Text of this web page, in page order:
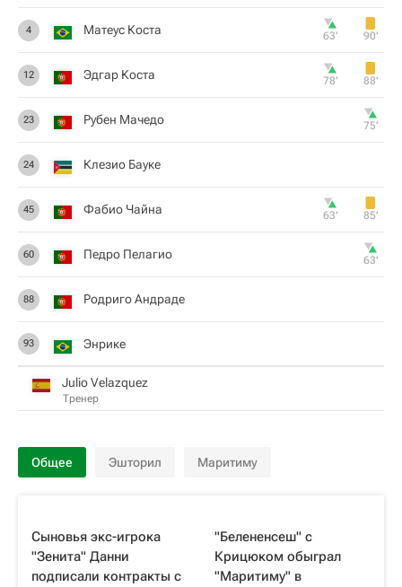
4 Матеус Коста 63‎’‎ 90‎’‎
12 Эдгар Коста 78‎’‎ 88‎’‎
23 Рубен Мачедо 75‎’‎
24 Клезио Бауке
45 Фабио Чайна 63‎’‎ 85‎’‎
60 Педро Пелагио 63‎’‎
88 Родриго Андраде
93 Энрике
Julio Velazquez
Тренер
Общее Эшторил Маритиму
Сыновья экс-игрока
"Зенита" Данни
подписали контракты с
"Белененсеш" с
Крицюком обыграл
"Маритиму" в